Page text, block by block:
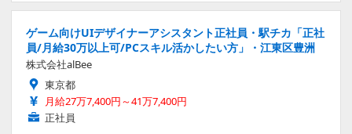
ゲーム向けUIデザイナーアシスタント正社員・駅チカ「正社
員/月給30万以上可/PCスキル活かしたい方」・江東区豊洲
株式会社alBee
東京都
月給27万7,400円～41万7,400円
正社員